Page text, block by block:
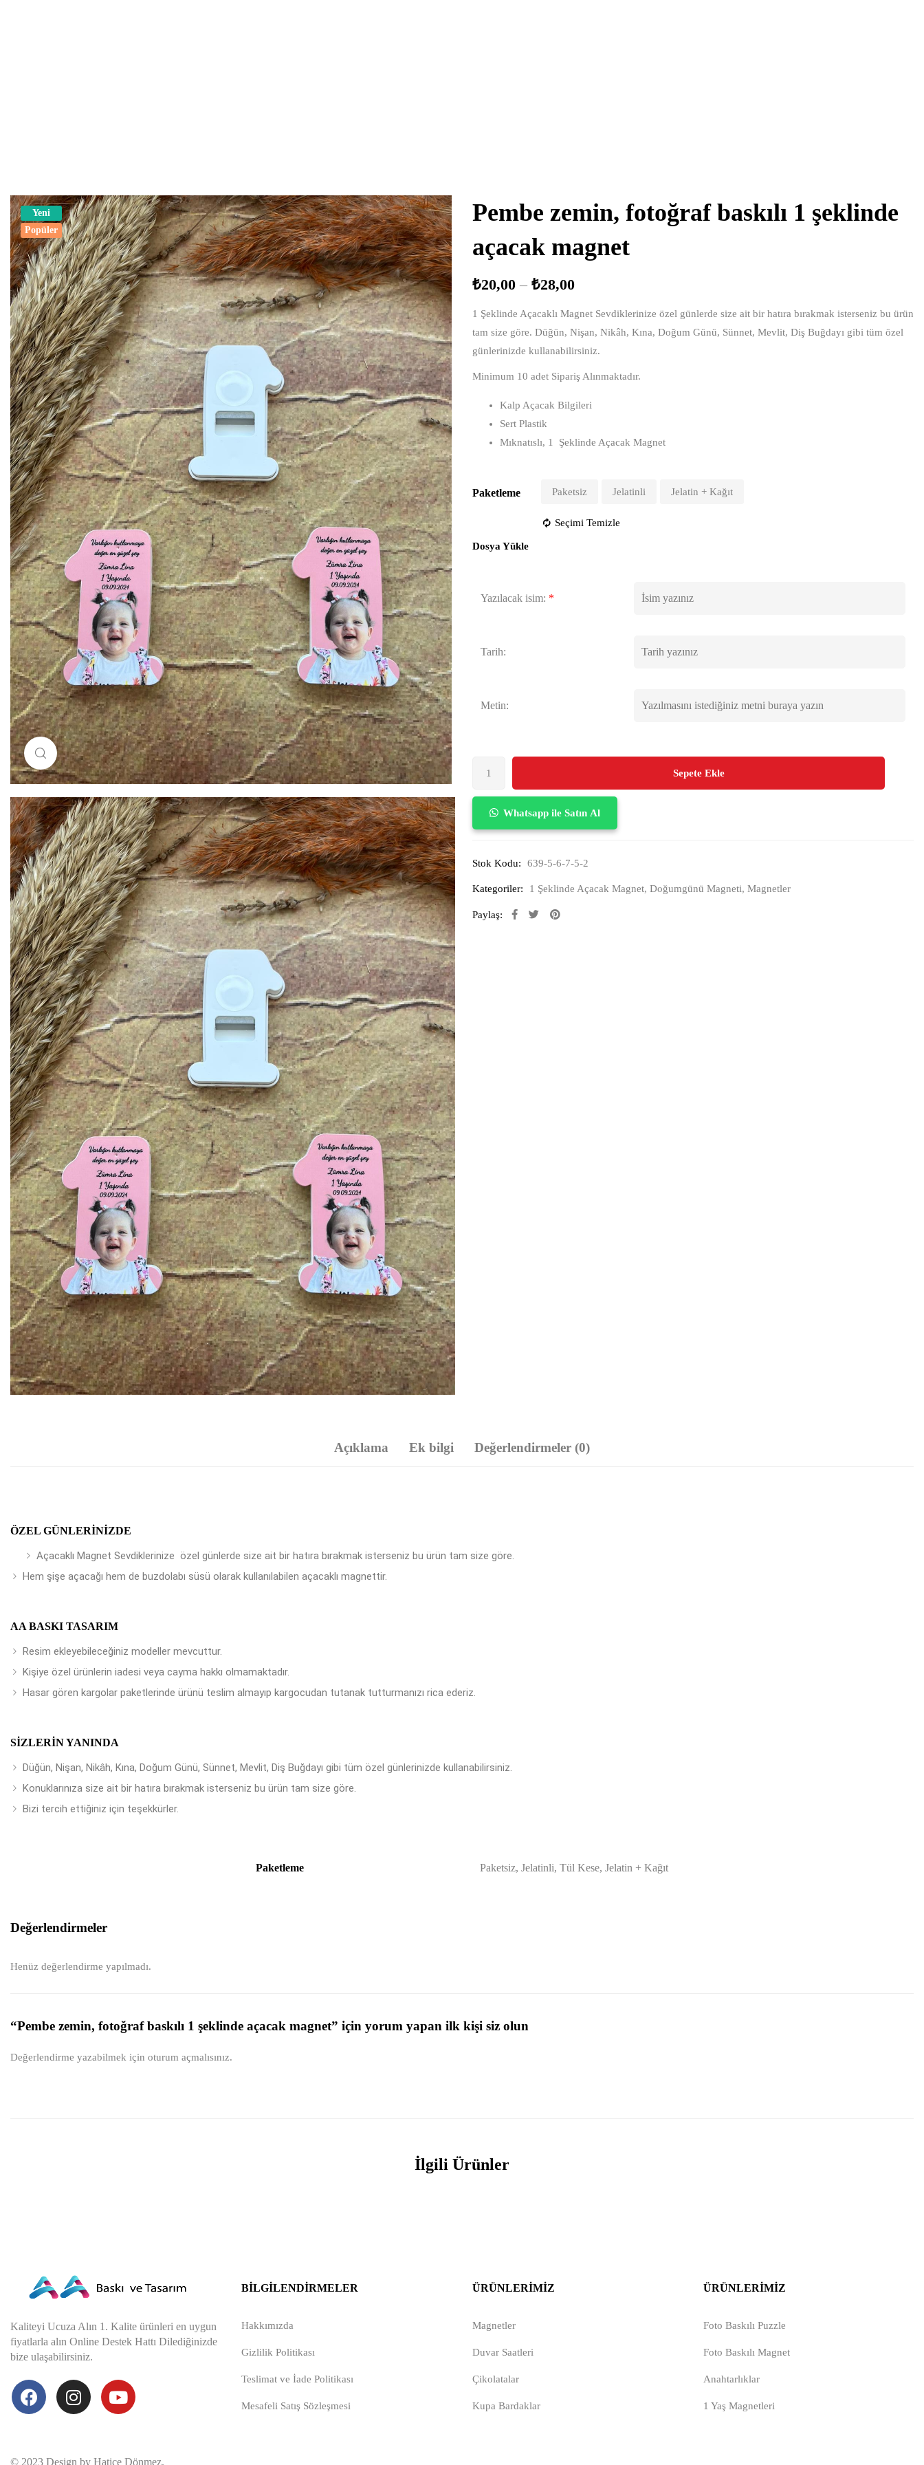
Yeni
Popüler
Resimi büyütmek için tıklayın
Pembe zemin, fotoğraf baskılı 1 şeklinde
açacak magnet
₺20,00 – ₺28,00
1 Şeklinde Açacaklı Magnet Sevdiklerinize özel günlerde size ait bir hatıra bırakmak isterseniz bu ürün
tam size göre. Düğün, Nişan, Nikâh, Kına, Doğum Günü, Sünnet, Mevlit, Diş Buğdayı gibi tüm özel
günlerinizde kullanabilirsiniz.
Minimum 10 adet Sipariş Alınmaktadır.
Kalp Açacak Bilgileri
Sert Plastik
Mıknatıslı, 1 Şeklinde Açacak Magnet
Paketleme Paketsiz Jelatinli Jelatin + Kağıt
Seçimi Temizle
Dosya Yükle
Yazılacak isim: *
Tarih:
Metin:
Sepete Ekle
Whatsapp ile Satın Al
Stok Kodu: 639-5-6-7-5-2
Kategoriler: 1 Şeklinde Açacak Magnet, Doğumgünü Magneti, Magnetler
Paylaş:
Açıklama Ek bilgi Değerlendirmeler (0)
ÖZEL GÜNLERINIZDE
Açacaklı Magnet Sevdiklerinize özel günlerde size ait bir hatıra bırakmak isterseniz bu ürün tam size göre.
Hem şişe açacağı hem de buzdolabı süsü olarak kullanılabilen açacaklı magnettir.
AA BASKI TASARIM
Resim ekleyebileceğiniz modeller mevcuttur.
Kişiye özel ürünlerin iadesi veya cayma hakkı olmamaktadır.
Hasar gören kargolar paketlerinde ürünü teslim almayıp kargocudan tutanak tutturmanızı rica ederiz.
SIZLERIN YANINDA
Düğün, Nişan, Nikâh, Kına, Doğum Günü, Sünnet, Mevlit, Diş Buğdayı gibi tüm özel günlerinizde kullanabilirsiniz.
Konuklarınıza size ait bir hatıra bırakmak isterseniz bu ürün tam size göre.
Bizi tercih ettiğiniz için teşekkürler.
Paketleme Paketsiz, Jelatinli, Tül Kese, Jelatin + Kağıt
Değerlendirmeler
Henüz değerlendirme yapılmadı.
“Pembe zemin, fotoğraf baskılı 1 şeklinde açacak magnet” için yorum yapan ilk kişi siz olun
Değerlendirme yazabilmek için oturum açmalısınız.
İlgili Ürünler
Kaliteyi Ucuza Alın 1. Kalite ürünleri en uygun
fiyatlarla alın Online Destek Hattı Dilediğinizde
bize ulaşabilirsiniz.
BILGILENDIRMELER
Hakkımızda
Gizlilik Politikası
Teslimat ve İade Politikası
Mesafeli Satış Sözleşmesi
ÜRÜNLERIMIZ
Magnetler
Duvar Saatleri
Çikolatalar
Kupa Bardaklar
ÜRÜNLERIMIZ
Foto Baskılı Puzzle
Foto Baskılı Magnet
Anahtarlıklar
1 Yaş Magnetleri
© 2023 Design by Hatice Dönmez.